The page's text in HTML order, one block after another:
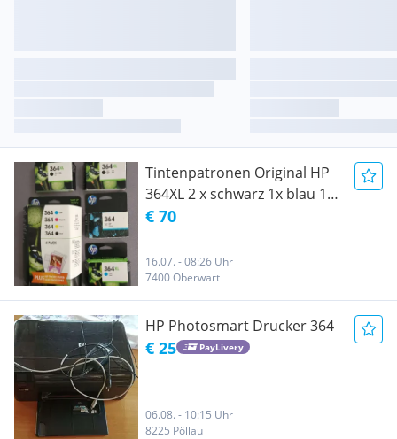
Tintenpatronen Original HP
364XL 2 x schwarz 1x blau 1x
Photo plus 4 Pack Original
Fotopapier und Umschläge
€ 70
16.07. - 08:26 Uhr
7400 Oberwart
HP Photosmart Drucker 364
€ 25 PayLivery
06.08. - 10:15 Uhr
8225 Pöllau